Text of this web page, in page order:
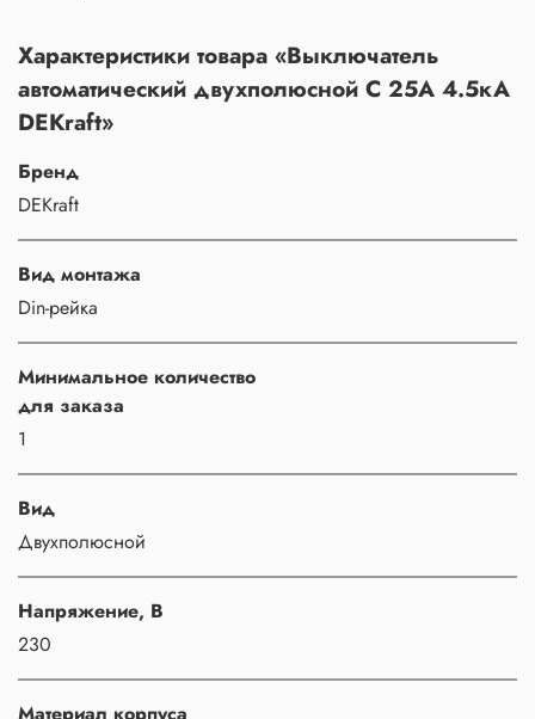
Характеристики товара «Выключатель
автоматический двухполюсной C 25А 4.5кА
DEKraft»
Бренд
DEKraft
Вид монтажа
Din-рейка
Минимальное количество
для заказа
1
Вид
Двухполюсной
Напряжение, В
230